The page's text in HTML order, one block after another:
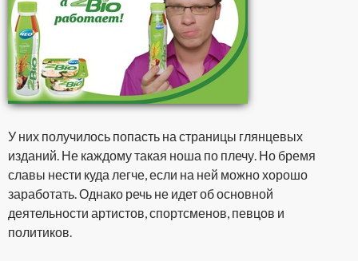
У них получилось попасть на страницы глянцевых
изданий. Не каждому такая ноша по плечу. Но бремя
славы нести куда легче, если на ней можно хорошо
заработать. Однако речь не идет об основной
деятельности артистов, спортсменов, певцов и
политиков.